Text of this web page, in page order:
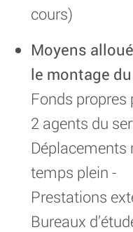
cours)
Moyens
le montage
Fonds
2 agents du
temps plein -
Prestations
Bureaux